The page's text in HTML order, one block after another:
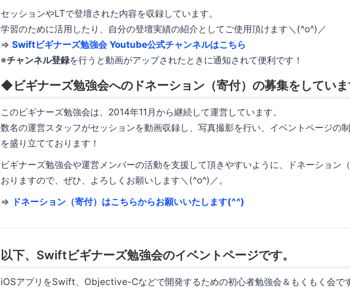
セッションやLTで登壇された内容を収録しています。
学習のために活用したり、自分の登壇実績の紹介としてご使用頂けます＼(^o^)／
=> Swiftビギナーズ勉強会 Youtube公式チャンネルはこちら
※チャンネル登録を行うと動画がアップされたときに通知されて便利です！
◆ビギナーズ勉強会へのドネーション（寄付）の募集をしてい
このビギナーズ勉強会は、2014年11月から継続して運営しています。
数名の運営スタッフがセッションを動画収録し、写真撮影を行い、イベントページの
を盛り立てております！
ビギナーズ勉強会や運営メンバーの活動を支援して頂きやすいように、ドネーション
おりますので、ぜひ、よろしくお願いします＼(^o^)／。
=> ドネーション（寄付）はこちらからお願いいたします(^^)
以下、Swiftビギナーズ勉強会のイベントページです。
iOSアプリをSwift、Objective-Cなどで開発するための初心者勉強会＆もくもく会で